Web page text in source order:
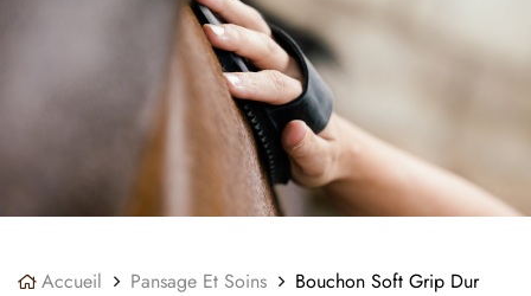
Accueil Pansage Et Soins Bouchon Soft Grip Dur